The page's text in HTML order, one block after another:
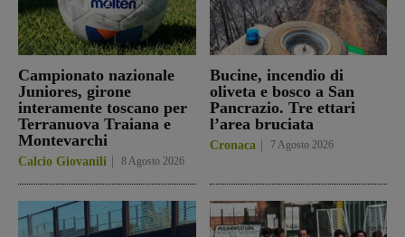
Campionato nazionale
Juniores, girone
interamente toscano per
Terranuova Traiana e
Montevarchi
Calcio Giovanili 8 Agosto 2026
Bucine, incendio di
oliveta e bosco a San
Pancrazio. Tre ettari
l’area bruciata
Cronaca 7 Agosto 2026